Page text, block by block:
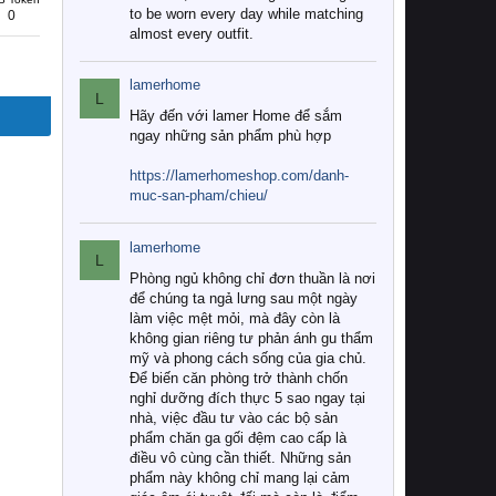
0
to be worn every day while matching
almost every outfit.
L
lamerhome
Hãy đến với lamer Home để sắm
ngay những sản phẩm phù hợp
https://lamerhomeshop.com/danh-
muc-san-pham/chieu/
L
lamerhome
Phòng ngủ không chỉ đơn thuần là nơi
để chúng ta ngả lưng sau một ngày
làm việc mệt mỏi, mà đây còn là
không gian riêng tư phản ánh gu thẩm
mỹ và phong cách sống của gia chủ.
Để biến căn phòng trở thành chốn
nghỉ dưỡng đích thực 5 sao ngay tại
nhà, việc đầu tư vào các bộ sản
phẩm chăn ga gối đệm cao cấp là
điều vô cùng cần thiết. Những sản
phẩm này không chỉ mang lại cảm